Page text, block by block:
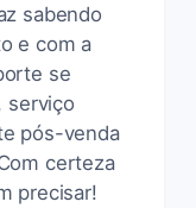
sabendo
e com a
se
serviço
pós-venda
certeza
precisar!